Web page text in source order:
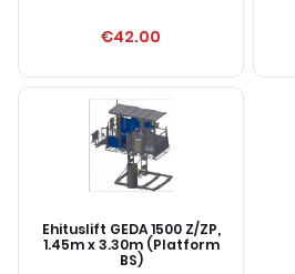
€42.00
Ehituslift GEDA 1500 Z/ZP,
1.45m x 3.30m (Platform
BS)